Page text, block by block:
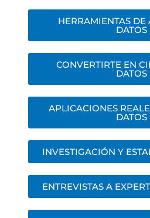
HERRAMIENTAS DE
DATOS
CONVERTIRTE EN
DATOS
APLICACIONES
DATOS
INVESTIGACIÓN Y
ENTREVISTAS A